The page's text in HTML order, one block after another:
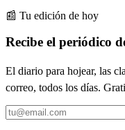
📰 Tu edición de hoy
Recibe el periódico
El diario para hojear, las
correo, todos los días.